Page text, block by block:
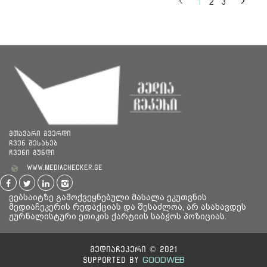
აგვისტომდე უნდა შეავსონ.
პროექტისა და რეგისტრაციის შესახებ
დეტალური ინფორმაციის ნახვა შესაძლებელია
აქ.
მთავარი გვერდი
ჩვენ შესახებ
ჩვენი გუნდი
www.mediachecker.ge
ვებსაიტზე გამოქვეყნებული მასალა ეკუთვნის
მედიაჩეკერის რედაქციას და შესაძლოა, არ ასახავდეს
ჟურნალისტური ეთიკის ქარტიის საბჭოს პოზიციას.
მედიაჩეკერი © 2021
Supported By GOODWEB